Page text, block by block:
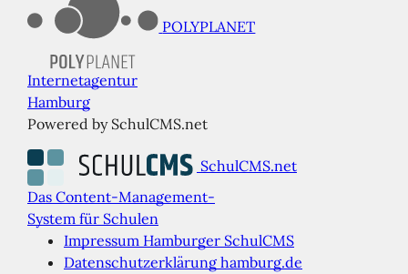
POLYPLANET
Internetagentur
Hamburg
Powered by SchulCMS.net
SchulCMS.net
Das Content-Management-
System für Schulen
Impressum Hamburger SchulCMS
Datenschutzerklärung hamburg.de